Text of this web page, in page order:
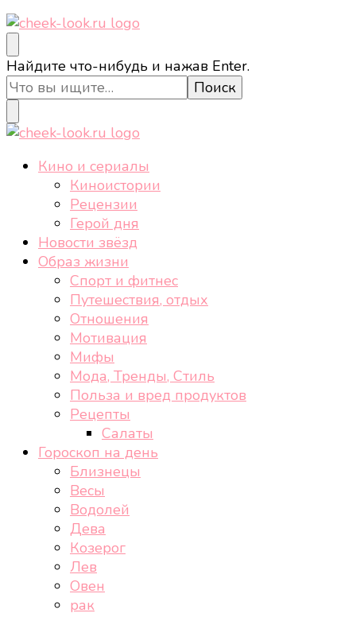
cheek-look.ru
Женский сайт о звездах и кино, а также трендах,
здоровом образе жизни, спорте, стиле, отдыхе и
еде.
Ищите
что-
то?
Найдите что-нибудь и нажав Enter.
cheek-look.ru
Женский сайт о звездах и кино, а также трендах,
здоровом образе жизни, спорте, стиле, отдыхе и
Кино и сериалы
Киноистории
Рецензии
Герой дня
Новости звёзд
Образ жизни
Спорт и фитнес
Путешествия, отдых
Отношения
Мотивация
Мифы
Мода, Тренды, Стиль
Польза и вред продуктов
Рецепты
Салаты
Гороскоп на день
Близнецы
Весы
Водолей
Дева
Козерог
Лев
Овен
рак